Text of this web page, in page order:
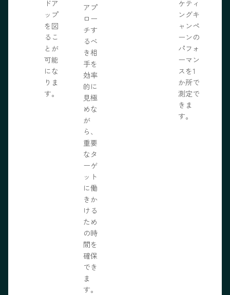
ドア
ップ
を図
るこ
とが
可能
にな
りま
す。
アプ
ロー
チす
るべ
き相
手を
効率
的に
見極
めな
が
ら、
重要
なタ
ーゲ
ット
に働
きか
ける
ため
の時
間を
確保
でき
ま
す。
ケティ
ングキ
ャンペ
ーンの
パフォ
ーマン
スを1
か所で
測定で
きま
す。